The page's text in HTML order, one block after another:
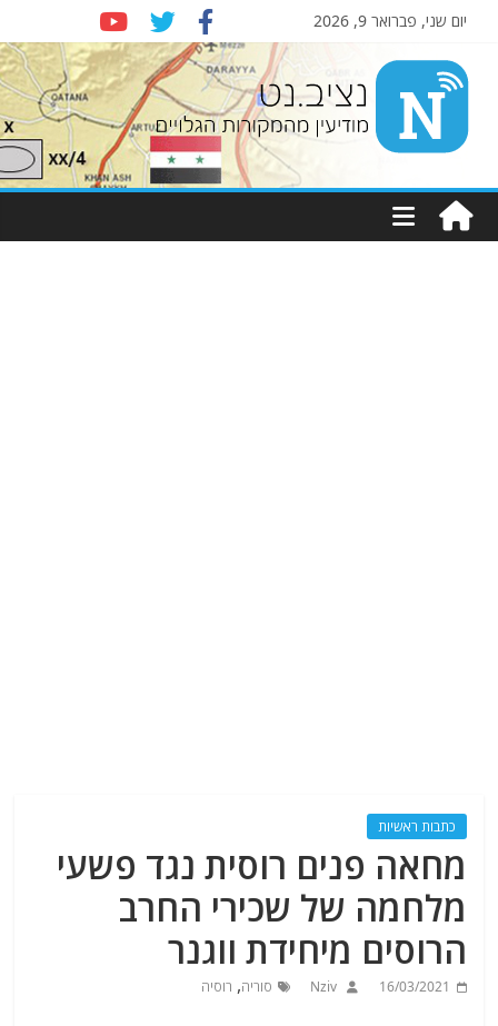
יום שני, פברואר 9, 2026
Nziv.net
מודיעין
מהמקורות
כתבות ראשיות
מחאה פנים רוסית נגד פשעי
מלחמה של שכירי החרב
הרוסים מיחידת ווגנר
16/03/2021
Nziv סוריה, רוסיה